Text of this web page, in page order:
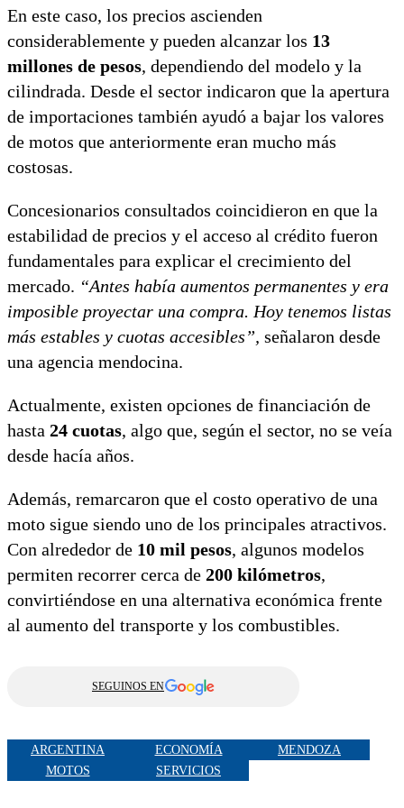
En este caso, los precios ascienden
considerablemente y pueden alcanzar los 13
millones de pesos, dependiendo del modelo y la
cilindrada. Desde el sector indicaron que la apertura
de importaciones también ayudó a bajar los valores
de motos que anteriormente eran mucho más
costosas.
Concesionarios consultados coincidieron en que la
estabilidad de precios y el acceso al crédito fueron
fundamentales para explicar el crecimiento del
mercado. “Antes había aumentos permanentes y era
imposible proyectar una compra. Hoy tenemos listas
más estables y cuotas accesibles”, señalaron desde
una agencia mendocina.
Actualmente, existen opciones de financiación de
hasta 24 cuotas, algo que, según el sector, no se veía
desde hacía años.
Además, remarcaron que el costo operativo de una
moto sigue siendo uno de los principales atractivos.
Con alrededor de 10 mil pesos, algunos modelos
permiten recorrer cerca de 200 kilómetros,
convirtiéndose en una alternativa económica frente
al aumento del transporte y los combustibles.
SEGUINOS EN
ARGENTINA ECONOMÍA
MENDOZA
MOTOS
SERVICIOS